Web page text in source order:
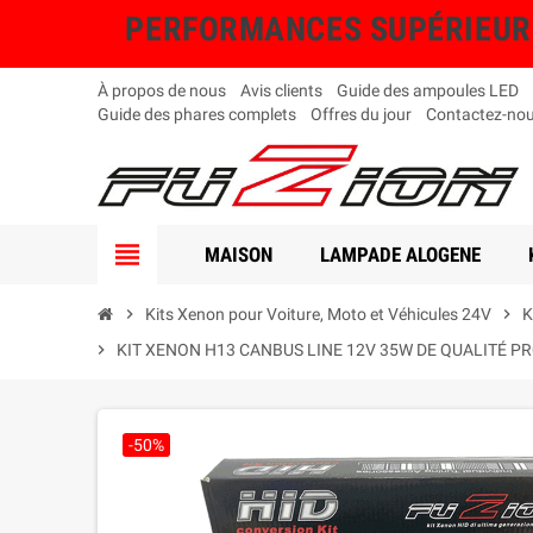
PERFORMANCES
À propos de nous Avis clients Guide des ampoules LED
Guide des phares complets
Offres du jour Contactez-
view_headline MAISON LAMPADE ALOGENE
chevron_right Kits Xenon pour Voiture, Moto et Véhicules 24V chevron_right
chevron_right
KIT XENON H13 CANBUS LINE 12V 35W DE QUALITÉ
-50%